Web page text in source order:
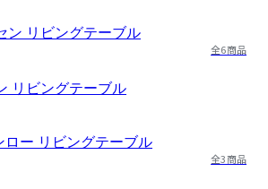
全6商品
リビングテーブル
全3商品